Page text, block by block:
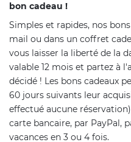
bon cadeau !
Simples et rapides, nos
mail ou dans un coffret
vous laisser la liberté de la
valable 12 mois et partez à
décidé ! Les bons cadeaux
60 jours suivants leur
effectué aucune
carte bancaire, par PayPal,
vacances en 3 ou 4 fois.